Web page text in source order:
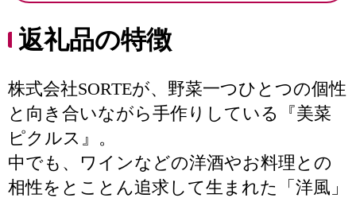
返礼品の特徴
株式会社SORTEが、野菜一つひとつの個性
と向き合いながら手作りしている『美菜
ピクルス』。
中でも、ワインなどの洋酒やお料理との
相性をとことん追求して生まれた「洋風」